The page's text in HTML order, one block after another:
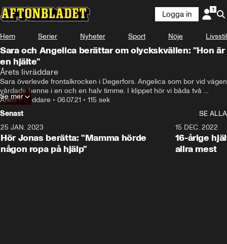
Logga in
Hem Serier Nyheter Sport Nöje Livsstil
Sara och Angelica berättar om olyckskvällen: "Hon är
en hjälte"
Årets livräddare
Sara överlevde frontalkrocken i Degerfors. Angelica som bor vid vägen
vårdade henne i en och en halv timme. I klippet hör vi båda två
berätta.
Årets livräddare • 06.07.21 • 115 sek
Se mer
Senast
SE ALLA
25 JAN. 2023
Hör Jonas berätta: "Mamma hörde
någon ropa på hjälp"
15 DEC. 2022
16-årige
allra mest